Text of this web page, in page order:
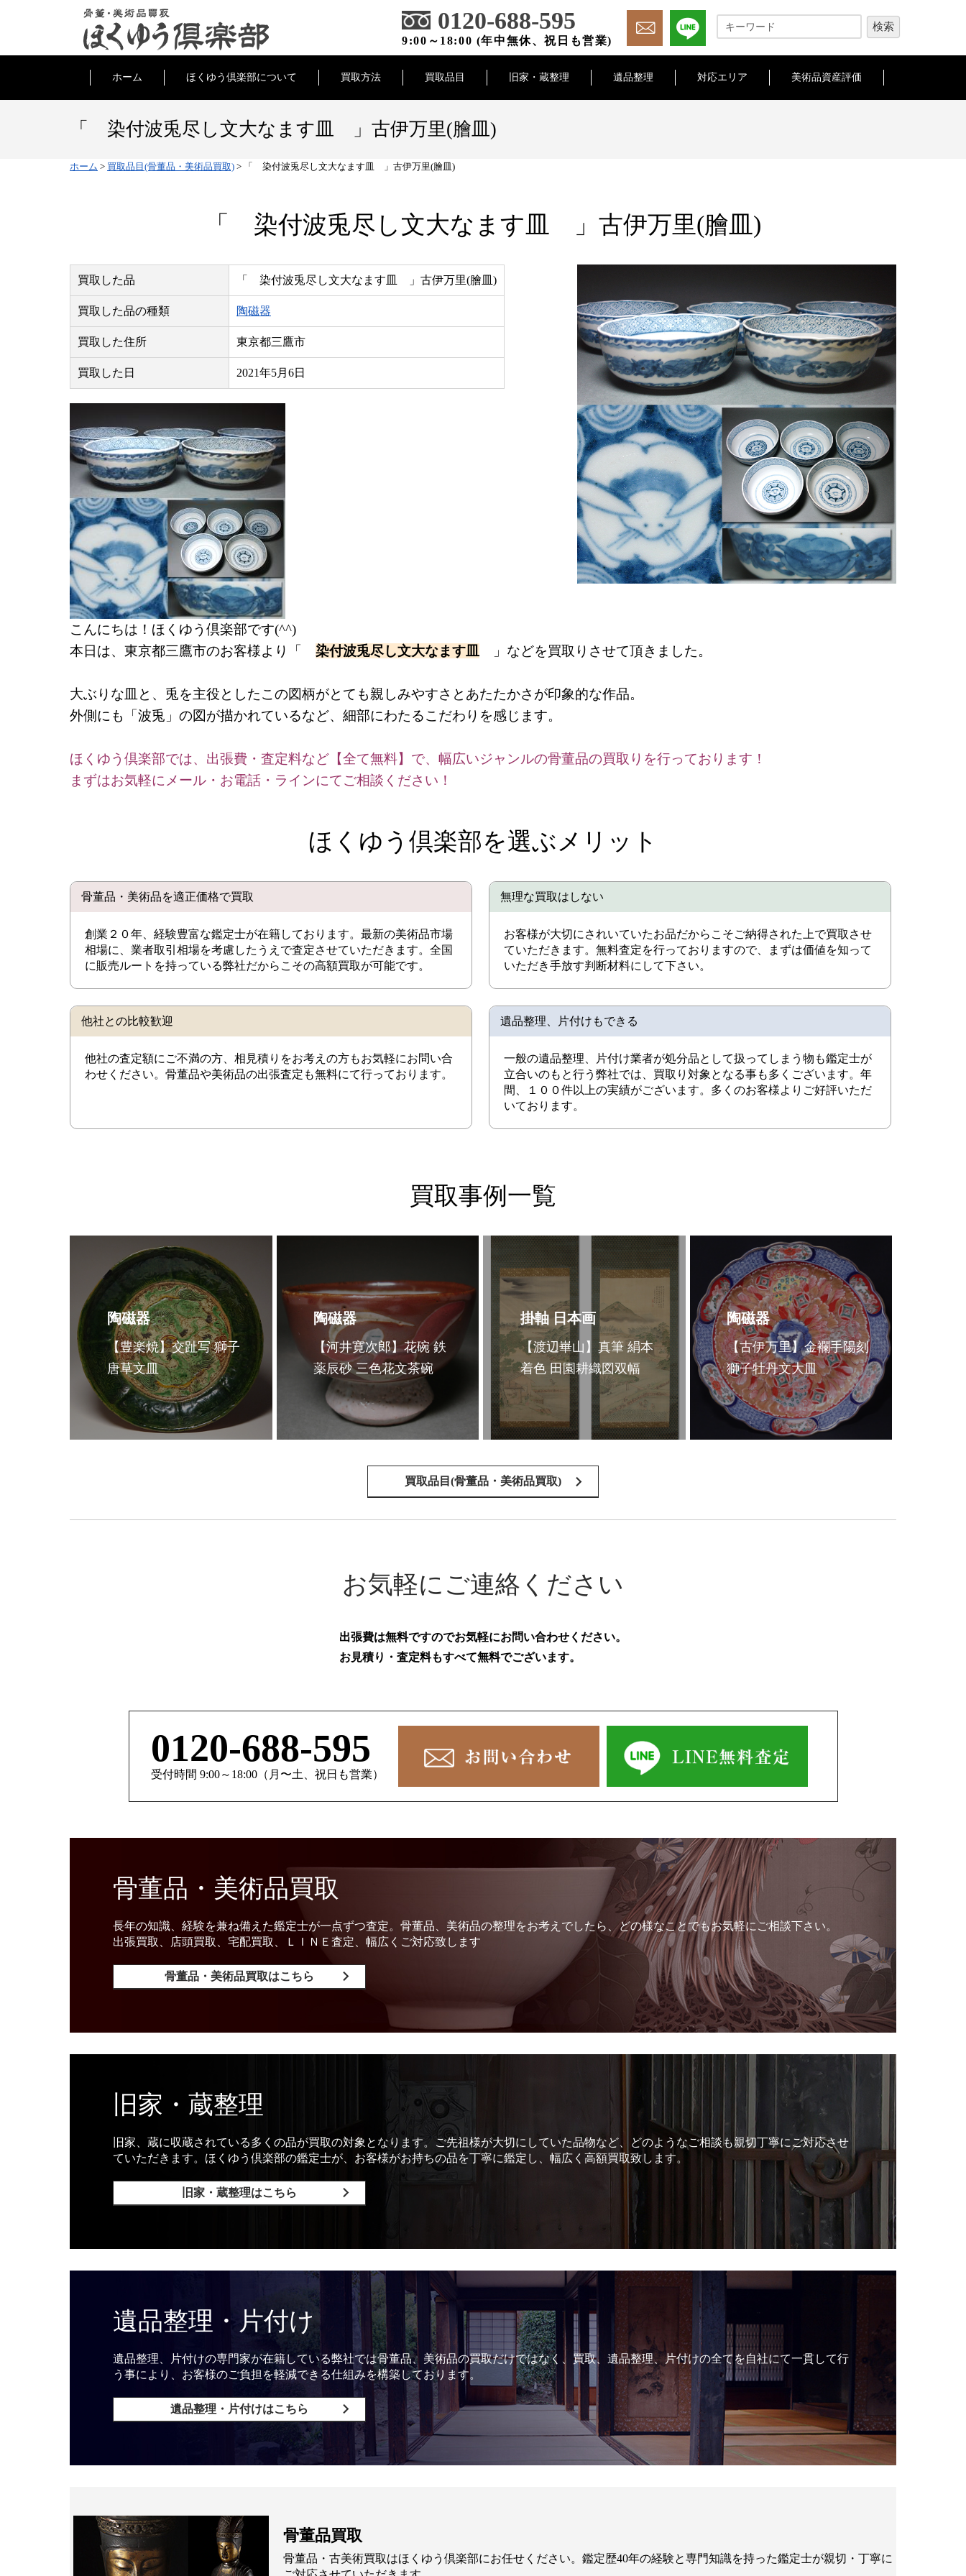
0120-688-595
9:00～18:00 (年中無休、祝日も営業)
ホーム ほくゆう倶楽部について 買取方法 買取品目 旧家・蔵整理 遺品整理 対応エリア 美術品資産評価
「 染付波兎尽し文大なます皿 」古伊万里(膾皿)
ホーム > 買取品目(骨董品・美術品買取) > 「 染付波兎尽し文大なます皿 」古伊万里(膾皿)
「 染付波兎尽し文大なます皿 」古伊万里(膾皿)
買取した品 「 染付波兎尽し文大なます皿 」古伊万里(膾皿)
買取した品の種類 陶磁器
買取した住所 東京都三鷹市
買取した日 2021年5月6日
こんにちは！ほくゆう倶楽部です(^^)
本日は、東京都三鷹市のお客様より「 染付波兎尽し文大なます皿 」などを買取りさせて頂きました。
大ぶりな皿と、兎を主役としたこの図柄がとても親しみやすさとあたたかさが印象的な作品。
外側にも「波兎」の図が描かれているなど、細部にわたるこだわりを感じます。
ほくゆう倶楽部では、出張費・査定料など【全て無料】で、幅広いジャンルの骨董品の買取りを行っております！
まずはお気軽にメール・お電話・ラインにてご相談ください！
ほくゆう倶楽部を選ぶメリット
骨董品・美術品を適正価格で買取
創業２０年、経験豊富な鑑定士が在籍しております。最新の美術品市場
相場に、業者取引相場を考慮したうえで査定させていただきます。全国
に販売ルートを持っている弊社だからこその高額買取が可能です。
無理な買取はしない
お客様が大切にされいていたお品だからこそご納得された上で買取させ
ていただきます。無料査定を行っておりますので、まずは価値を知って
いただき手放す判断材料にして下さい。
他社との比較歓迎
他社の査定額にご不満の方、相見積りをお考えの方もお気軽にお問い合
わせください。骨董品や美術品の出張査定も無料にて行っております。
遺品整理、片付けもできる
一般の遺品整理、片付け業者が処分品として扱ってしまう物も鑑定士が
立合いのもと行う弊社では、買取り対象となる事も多くございます。年
間、１００件以上の実績がございます。多くのお客様よりご好評いただ
いております。
買取事例一覧
陶磁器
【豊楽焼】交趾写 獅子
唐草文皿
陶磁器
【河井寛次郎】花碗 鉄
薬辰砂 三色花文茶碗
掛軸 日本画
【渡辺崋山】真筆 絹本
着色 田園耕織図双幅
陶磁器
【古伊万里】金襴手陽刻
獅子牡丹文大皿
買取品目(骨董品・美術品買取)
お気軽にご連絡ください
出張費は無料ですのでお気軽にお問い合わせください。
お見積り・査定料もすべて無料でございます。
0120-688-595
受付時間 9:00～18:00（月〜土、祝日も営業）
骨董品・美術品買取
長年の知識、経験を兼ね備えた鑑定士が一点ずつ査定。骨董品、美術品の整理をお考えでしたら、どの様なことでもお気軽にご相談下さい。
出張買取、店頭買取、宅配買取、ＬＩＮＥ査定、幅広くご対応致します
骨董品・美術品買取はこちら
旧家・蔵整理
旧家、蔵に収蔵されている多くの品が買取の対象となります。ご先祖様が大切にしていた品物など、どのようなご相談も親切丁寧にご対応させ
ていただきます。ほくゆう倶楽部の鑑定士が、お客様がお持ちの品を丁寧に鑑定し、幅広く高額買取致します。
旧家・蔵整理はこちら
遺品整理・片付け
遺品整理、片付けの専門家が在籍している弊社では骨董品、美術品の買取だけではなく、買取、遺品整理、片付けの全てを自社にて一貫して行
う事により、お客様のご負担を軽減できる仕組みを構築しております。
遺品整理・片付けはこちら
骨董品買取
骨董品・古美術買取はほくゆう倶楽部にお任せください。鑑定歴40年の経験と専門知識を持った鑑定士が親切・丁寧に